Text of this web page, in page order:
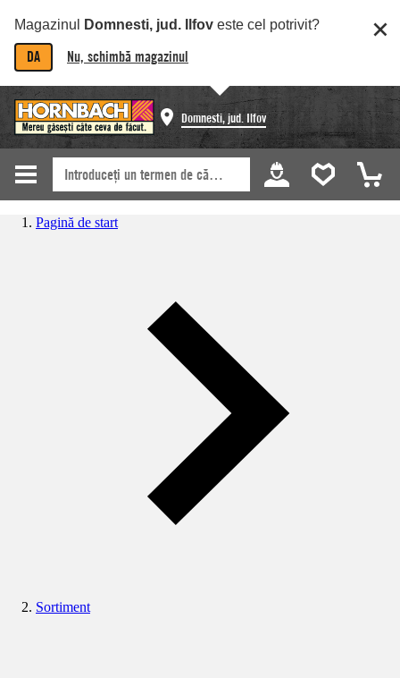
Magazinul Domnesti, jud. Ilfov este cel potrivit?
DA Nu, schimbă magazinul
Domnesti, jud. Ilfov
Pagină de start
Sortiment